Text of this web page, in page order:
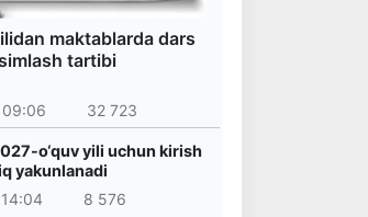
maktablarda dars
tartibi
32 723
o‘quv yili uchun kirish
yakunlanadi
8 576